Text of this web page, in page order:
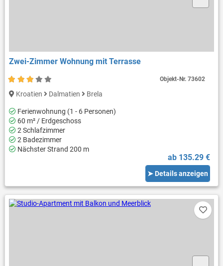
Zwei-Zimmer Wohnung mit Terrasse
Kroatien Dalmatien Brela
Ferienwohnung (1 - 6 Personen)
60 m² / Erdgeschoss
2 Schlafzimmer
2 Badezimmer
Nächster Strand 200 m
ab 135.29 €
➤ Details anzeigen
Objekt-Nr.73602